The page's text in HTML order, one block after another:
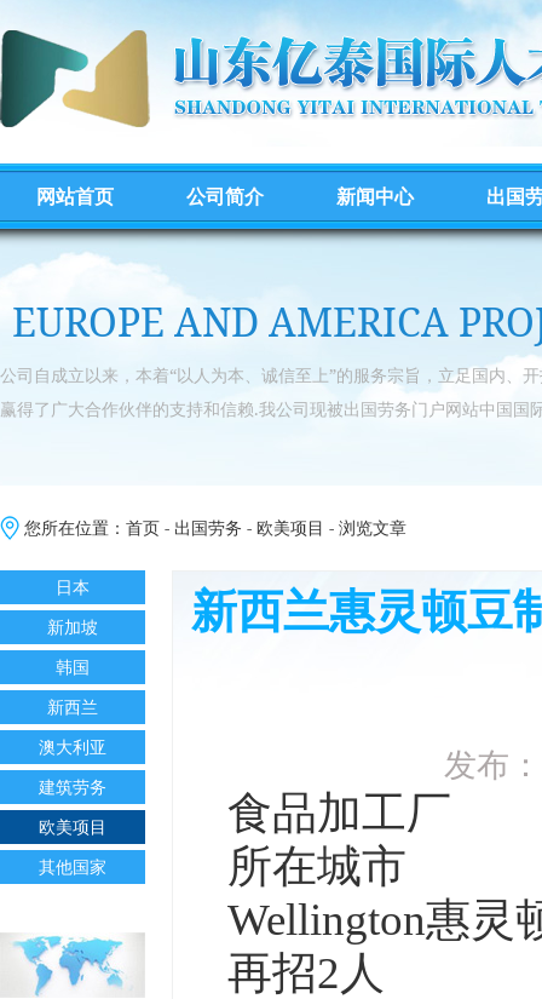
网站首页 公司简介 新闻中心 出国
EUROPE AND AMERICA
公司自成立以来，本着“以人为本、诚信至上”的服务宗旨，立足国内、
赢得了广大合作伙伴的支持和信赖.我公司现被出国劳务门户网站中国国
您所在位置： 首页 - 出国劳务 - 欧美项目 - 浏览文章
日本
新加坡
韩国
新西兰
澳大利亚
建筑劳务
欧美项目
其他国家
新西兰惠灵顿豆
发布
食品加工厂
所在城市
Wellington惠灵
再招2 人